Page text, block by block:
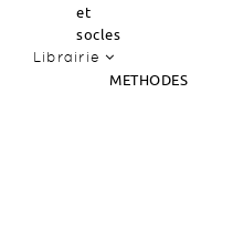
et
socles
Librairie
METHODES